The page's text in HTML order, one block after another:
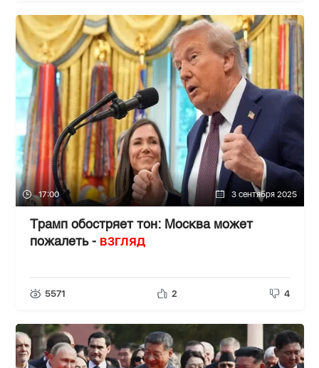
17:00 3 сентября 2025
Трамп обостряет тон: Москва может
пожалеть - ВЗГЛЯД
5571 2 4